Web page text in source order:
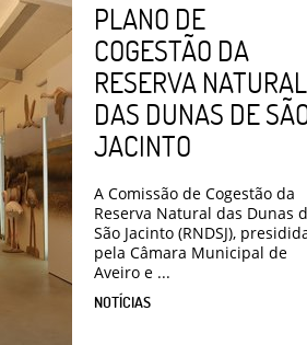
PLANO DE
COGESTÃO DA
RESERVA NATURAL
DAS DUNAS DE
JACINTO
A Comissão de Cogestão da
Reserva Natural das Dunas
São Jacinto (RNDSJ),
pela Câmara Municipal de
Aveiro e ...
NOTÍCIAS